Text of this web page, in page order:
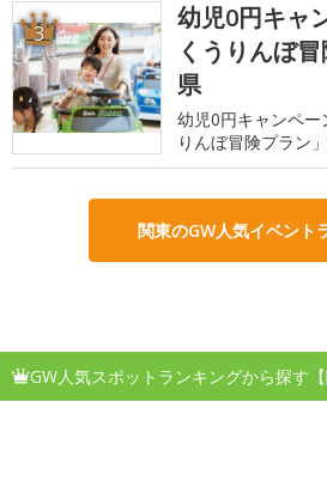
3
幼児0円キャ
くうりんぼ
県
幼児0円キャンペー
りんぼ冒険プラン
関東のGW人気イベント
GW人気スポットランキングから探す【